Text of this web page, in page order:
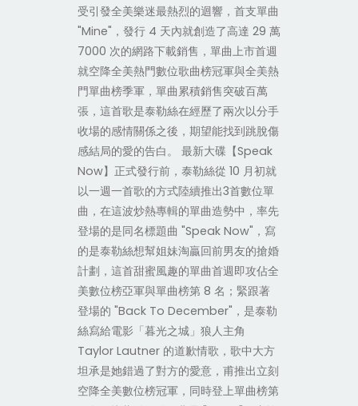
受引發全美樂迷最熱烈的迴響，首支單曲
"Mine"，發行 4 天內就創造了高達 29 萬
7000 次的網路下載銷售，單曲上市首週
就空降全美熱門數位歌曲榜冠軍與全美熱
門單曲榜季軍，單曲累積銷售突破百萬
張，這首歌是泰勒絲在經歷了兩次以分手
收場的感情關係之後，期望能找到跳脫傷
感結局的愛的告白。 最新大碟【Speak
Now】正式發行前，泰勒絲從 10 月初就
以一週一首歌的方式陸續推出3首數位單
曲，在這波炒熱專輯的單曲造勢中，率先
登場的是同名標題曲 "Speak Now"，寫
的是泰勒絲想幫姐妹淘贏回前男友的搶婚
計劃，這首甜蜜風趣的單曲首週即攻佔全
美數位榜亞軍與單曲榜第 8 名；緊跟著
登場的 "Back To December"，是泰勒
絲寫給電影「暮光之城」狼人主角
Taylor Lautner 的道歉情歌，歌中大方
坦承是她錯過了對方的愛意，甫推出立刻
空降全美數位榜冠軍，同時登上單曲榜第